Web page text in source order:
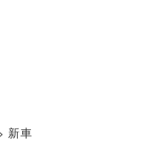
新車